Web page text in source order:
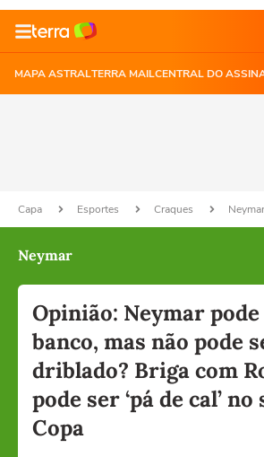
MAPA ASTRALTERRA MAILCENTRAL DO
Capa Esportes Craques Neymar
Neymar
Opinião: Neymar
banco, mas não pode
driblado? Briga com
pode ser ‘pá de cal’
Copa